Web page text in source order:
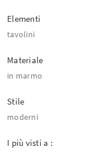
Elementi
tavolini
Materiale
in marmo
Stile
moderni
I più visti a :